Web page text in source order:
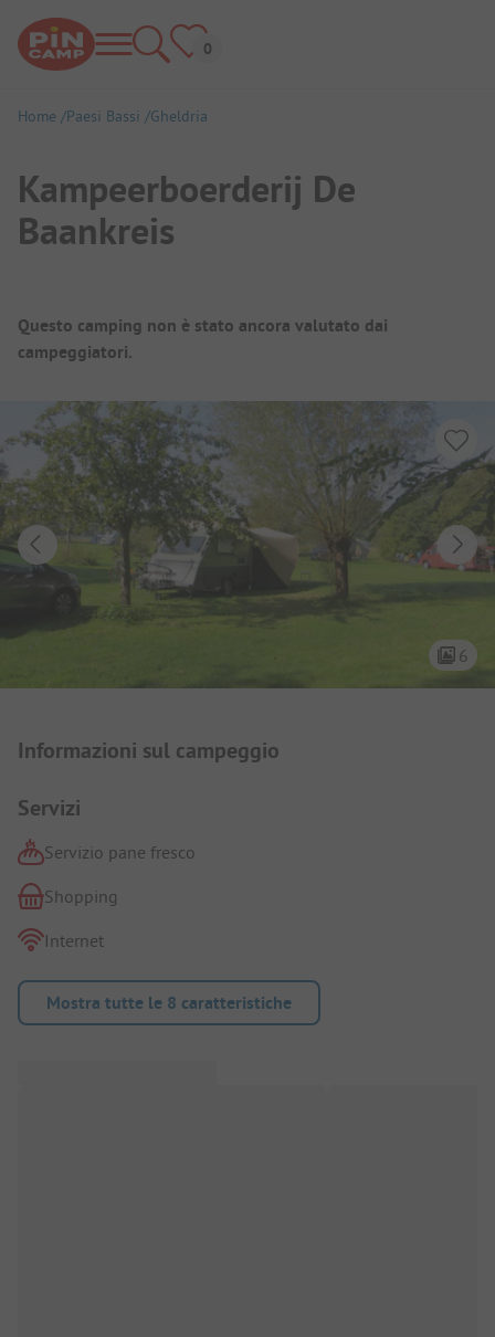
Home Paesi Bassi Gheldria
Kampeerboerderij De
Baankreis
Panoramica del campeggio
Questo camping non è stato ancora valutato dai
campeggiatori.
6
Informazioni sul campeggio
Servizi
Servizio pane fresco
Shopping
Internet
Mostra tutte le 8 caratteristiche